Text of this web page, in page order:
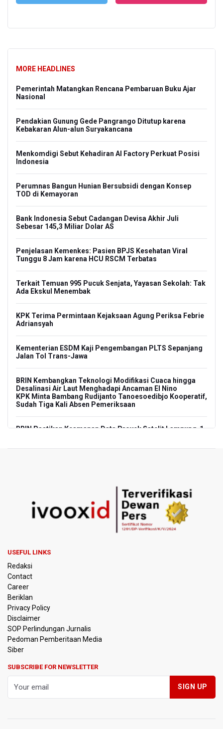
MORE HEADLINES
Pemerintah Matangkan Rencana Pembaruan Buku Ajar
Nasional
Pendakian Gunung Gede Pangrango Ditutup karena
Kebakaran Alun-alun Suryakancana
Menkomdigi Sebut Kehadiran AI Factory Perkuat Posisi
Indonesia
Perumnas Bangun Hunian Bersubsidi dengan Konsep
TOD di Kemayoran
Bank Indonesia Sebut Cadangan Devisa Akhir Juli
Sebesar 145,3 Miliar Dolar AS
Penjelasan Kemenkes: Pasien BPJS Kesehatan Viral
Tunggu 8 Jam karena HCU RSCM Terbatas
Terkait Temuan 995 Pucuk Senjata, Yayasan Sekolah: Tak
Ada Ekskul Menembak
KPK Terima Permintaan Kejaksaan Agung Periksa Febrie
Adriansyah
Kementerian ESDM Kaji Pengembangan PLTS Sepanjang
Jalan Tol Trans-Jawa
BRIN Kembangkan Teknologi Modifikasi Cuaca hingga
Desalinasi Air Laut Menghadapi Ancaman El Nino
KPK Minta Bambang Rudijanto Tanoesoedibjo Kooperatif,
Sudah Tiga Kali Absen Pemeriksaan
BRIN Pastikan Keamanan Data Proyek Satelit Lampung-1
Kuasa Hukum Klaim 995 Airsoft Gun di Sekolah Swasta
Jaksel Berizin, Bantah Kepemilikan Senjata Api dan
Narkoba
Menperin Sebut Insentif Kendaraan Listrik untuk Produk
Lawan Persib Bandung
Dari Literasi Teks ke Literasi Multimodal
Kemenag Terbitkan 40 Buku Digital Pendidikan Agama
Islam, Dapat Diunduh Gratis
Polda Metro Jaya Pulangkan Tiga WNI Korban TPPO dari
Libya
USEFUL LINKS
Redaksi
Contact
Career
Beriklan
Privacy Policy
Disclaimer
SOP Perlindungan Jurnalis
Pedoman Pemberitaan Media
Siber
SUBSCRIBE FOR NEWSLETTER